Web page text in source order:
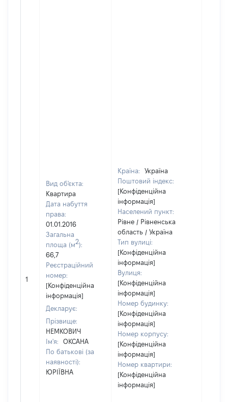
1
Вид об'єкта:
Квартира
Дата набуття
права:
01.01.2016
Загальна
площа (м2):
66,7
Реєстраційний
номер:
[Конфіденційна
інформація]
Декларує:
Прізвище:
НЕМКОВИЧ
Ім'я:
ОКСАНА
По батькові (за
наявності):
ЮРІЇВНА
Країна:
Україна
Поштовий індекс:
[Конфіденційна
інформація]
Населений пункт:
Рівне / Рівненська
область / Україна
Тип вулиці:
[Конфіденційна
інформація]
Вулиця:
[Конфіденційна
інформація]
Номер будинку:
[Конфіденційна
інформація]
Номер корпусу:
[Конфіденційна
інформація]
Номер квартири:
[Конфіденційна
інформація]